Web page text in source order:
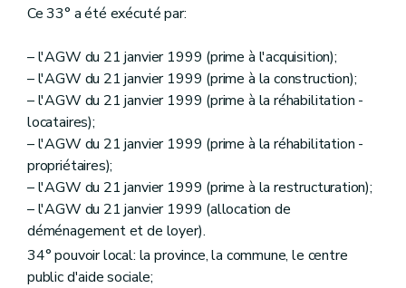
Ce 33° a été exécuté par:
– l'AGW du 21 janvier 1999 (prime à l'acquisition);
– l'AGW du 21 janvier 1999 (prime à la construction);
– l'AGW du 21 janvier 1999 (prime à la réhabilitation -
locataires);
– l'AGW du 21 janvier 1999 (prime à la réhabilitation -
propriétaires);
– l'AGW du 21 janvier 1999 (prime à la restructuration);
– l'AGW du 21 janvier 1999 (allocation de
déménagement et de loyer).
34° pouvoir local: la province, la commune, le centre
public d'aide sociale;